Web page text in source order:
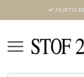
HURTIG